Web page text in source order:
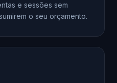
e sessões sem
o seu orçamento.